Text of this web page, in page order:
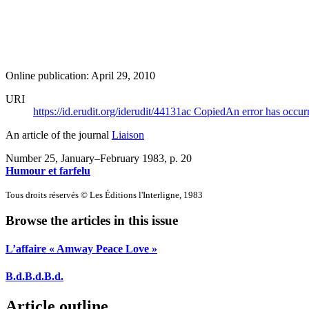
Online publication: April 29, 2010
URI
https://id.erudit.org/iderudit/44131ac CopiedAn error has
An article of the journal Liaison
Number 25, January–February 1983, p. 20
Humour et farfelu
Tous droits réservés © Les Éditions l'Interligne, 1983
Browse the articles in this issue
L’affaire « Amway Peace Love »
B.d.B.d.B.d.